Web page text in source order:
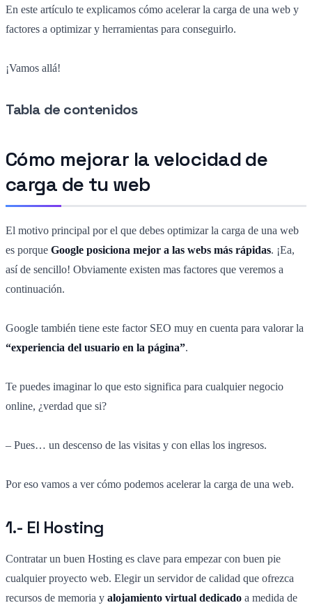
En este artículo te explicamos cómo acelerar la carga de una web y
factores a optimizar y herramientas para conseguirlo.
¡Vamos allá!
Tabla de contenidos
Cómo mejorar la velocidad de
carga de tu web
El motivo principal por el que debes optimizar la carga de una web
es porque Google posiciona mejor a las webs más rápidas. ¡Ea,
así de sencillo! Obviamente existen mas factores que veremos a
continuación.
Google también tiene este factor SEO muy en cuenta para valorar la
“experiencia del usuario en la página”.
Te puedes imaginar lo que esto significa para cualquier negocio
online, ¿verdad que si?
– Pues… un descenso de las visitas y con ellas los ingresos.
Por eso vamos a ver cómo podemos acelerar la carga de una web.
1.- El Hosting
Contratar un buen Hosting es clave para empezar con buen pie
cualquier proyecto web. Elegir un servidor de calidad que ofrezca
recursos de memoria y alojamiento virtual dedicado a medida de